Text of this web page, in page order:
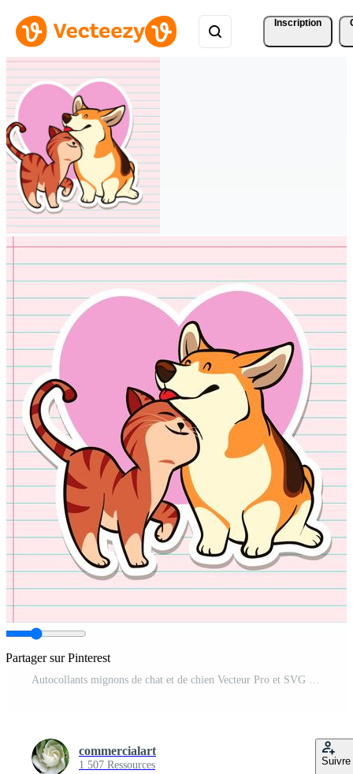
Inscription
Partager sur Pinterest
Autocollants mignons de chat et de chien Vecteur Pro et SVG Pro
commercialart
1 507 Ressources Suivre